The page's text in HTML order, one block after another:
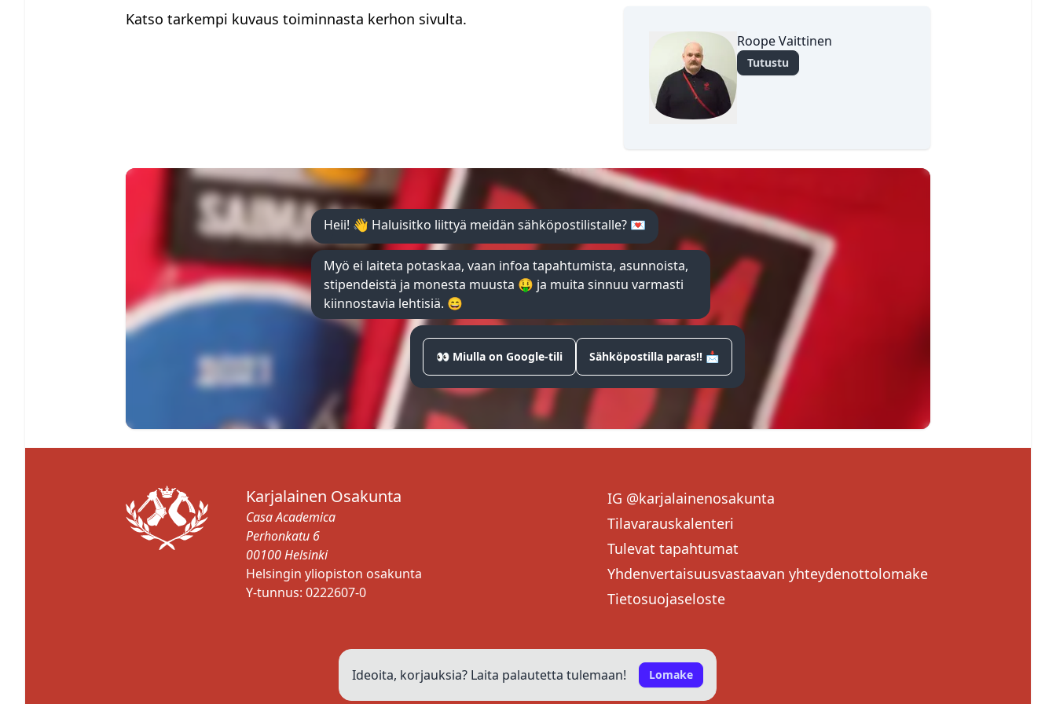
Katso tarkempi kuvaus toiminnasta kerhon sivulta.
Roope Vaittinen
Tutustu
Roope Vaittinen
KYYKKÄKERHON PUHEENJOHTAJA
KIEKKOKÄEN PUHEENJOHTAJA
Heii! 👋 Haluisitko liittyä meidän sähköpostilistalle? 💌
Myö ei laiteta potaskaa, vaan infoa tapahtumista, asunnoista,
stipendeistä ja monesta muusta 🤑 ja muita sinnuu varmasti
kiinnostavia lehtisiä. 😄
👀 Miulla on Google-tili Sähköpostilla paras!! 📩
Karjalainen Osakunta
Casa Academica
Perhonkatu 6
00100 Helsinki
Helsingin yliopiston osakunta
Y-tunnus: 0222607-0
IG @karjalainenosakunta
Tilavarauskalenteri
Tulevat tapahtumat
Yhdenvertaisuusvastaavan yhteydenottolomake
Tietosuojaseloste
Ideoita, korjauksia? Laita palautetta tulemaan! Lomake